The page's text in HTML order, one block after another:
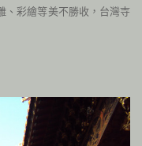
、彩繪等美不勝收，台灣寺